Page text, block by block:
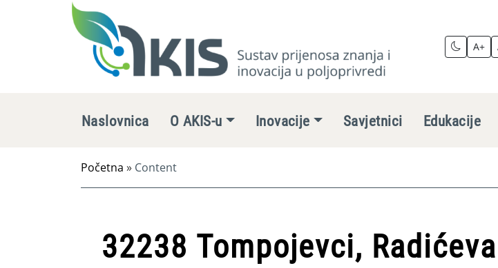
A+
Naslovnica O AKIS-u Inovacije Savjetnici Edukacije
Početna » Content
32238 Tompojevci,